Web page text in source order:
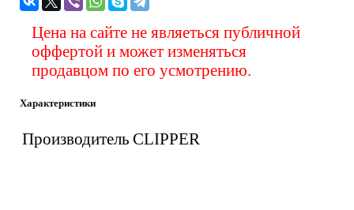
Цена на сайте не являеться публичной
оффертой и может изменяться
продавцом по его усмотрению.
Характеристики
Производитель CLIPPER